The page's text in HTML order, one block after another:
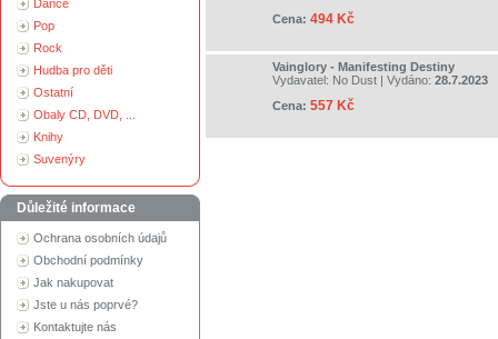
Dance
Pop
Rock
Hudba pro děti
Ostatní
Obaly CD, DVD, ...
Knihy
Suvenýry
Důležité informace
Ochrana osobních údajů
Obchodní podmínky
Jak nakupovat
Jste u nás poprvé?
Kontaktujte nás
Cena: 494 Kč
Vainglory - Manifesting Destiny
Vydavatel: No Dust | Vydáno: 28.7.2023
Cena: 557 Kč